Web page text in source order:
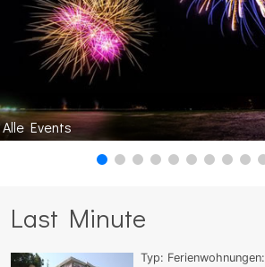
Alle Events
Last Minute
Typ: Ferienwohnungen: